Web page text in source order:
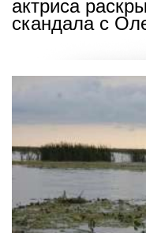
актриса
скандала с